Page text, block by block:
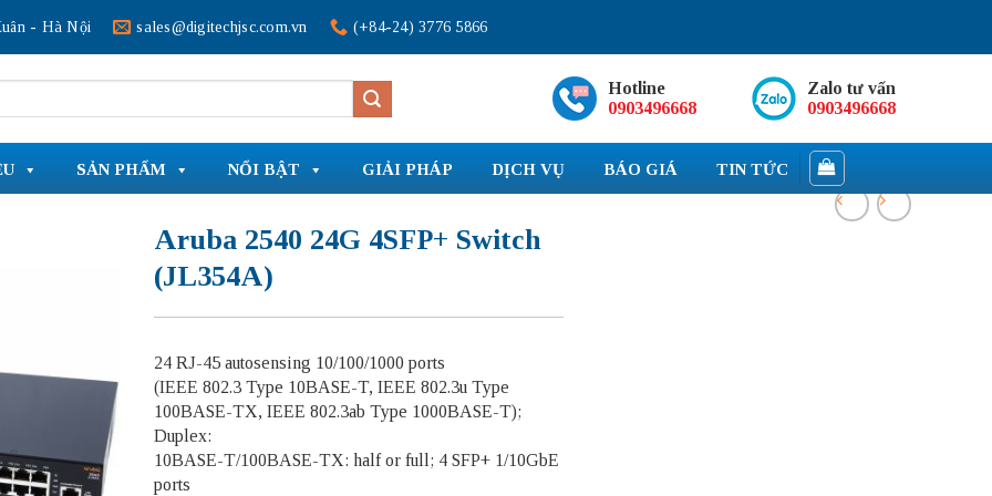
- Hà Nội sales@digitechjsc.com.vn (+84-24) 3776 5866
Hotline
0903496668
Zalo tư vấn
0903496668
SẢN PHẨM NỔI BẬT GIẢI PHÁP DỊCH VỤ BÁO GIÁ TIN TỨC
Aruba 2540 24G 4SFP+ Switch
(JL354A)
24 RJ-45 autosensing 10/100/1000 ports
(IEEE 802.3 Type 10BASE-T, IEEE 802.3u Type
100BASE-TX, IEEE 802.3ab Type 1000BASE-T);
Duplex:
10BASE-T/100BASE-TX: half or full; 4 SFP+ 1/10GbE
ports